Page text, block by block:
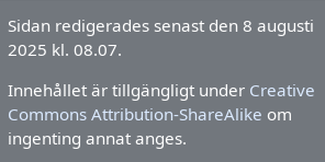
Sidan redigerades senast den 8 augusti
2025 kl. 08.07.
Innehållet är tillgängligt under Creative
Commons Attribution-ShareAlike om
ingenting annat anges.